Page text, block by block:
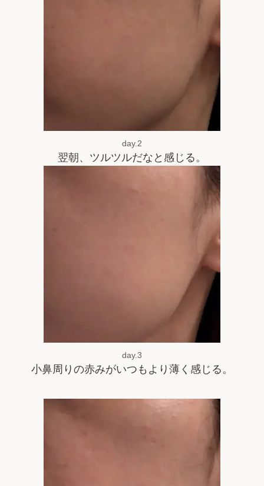
day.2
翌朝、ツルツルだなと感じる。
day.3
小鼻周りの赤みがいつもより薄く感じる。